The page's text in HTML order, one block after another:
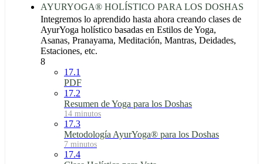
AYURYOGA® HOLÍSTICO PARA LOS DOSHAS
Integremos lo aprendido hasta ahora creando clases de
AyurYoga holístico basadas en Estilos de Yoga,
Asanas, Pranayama, Meditación, Mantras, Deidades,
Estaciones, etc.
8
17.1
PDF
17.2
Resumen de Yoga para los Doshas
14 minutos
17.3
Metodología AyurYoga® para los Doshas
7 minutos
17.4